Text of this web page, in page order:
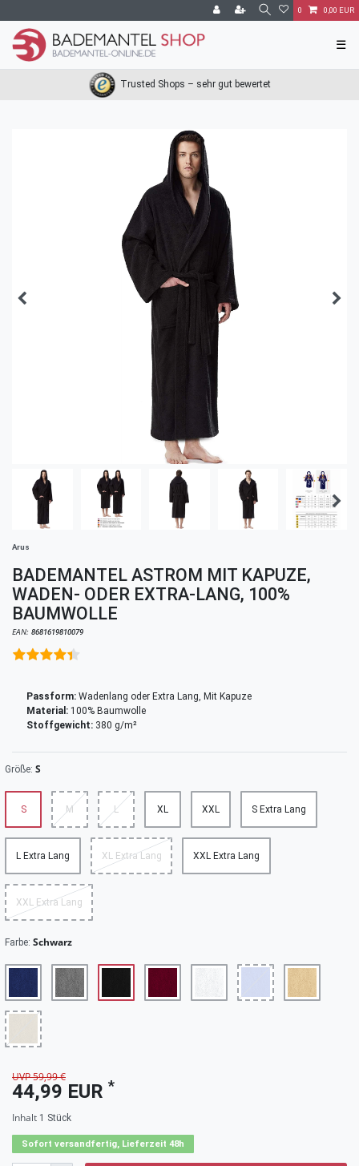
0 0,00 EUR
☰
Trusted Shops – sehr gut bewertet
Arus
BADEMANTEL ASTROM MIT KAPUZE,
WADEN- ODER EXTRA-LANG, 100%
BAUMWOLLE
EAN: 8681619810079
Passform: Wadenlang oder Extra Lang, Mit Kapuze
Material: 100% Baumwolle
Stoffgewicht: 380 g/m²
Größe: S
S M L XL XXL S Extra Lang
L Extra Lang XL Extra Lang XXL Extra Lang
XXL Extra Lang
Farbe: Schwarz
UVP 59,99 €
44,99 EUR *
Inhalt 1 Stück
Sofort versandfertig, Lieferzeit 48h